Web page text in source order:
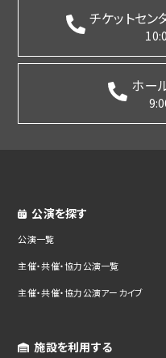
チケットセ
ホー
公演を探す
公演一覧
主催・共催・協力公演一覧
主催・共催・協力公演アーカイブ
施設を利用する